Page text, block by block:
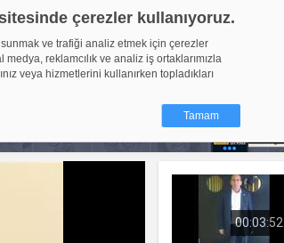
çerezler kullanıyoruz.
ve trafiği analiz etmek için çerezler
reklamcılık ve analiz iş ortaklarımızla
veya hizmetlerini kullanırken topladıkları
Tamam
hale getirmek amacıyla kullandığı küçük
gerekli olan çerezleri cihazınıza
Bu site farklı çerez türleri
şahıs hizmetleri tarafından yerleştirilir. İzniniz şu
00:03:52